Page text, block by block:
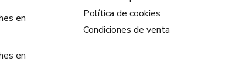
en
en
Política de cookies
Condiciones de venta